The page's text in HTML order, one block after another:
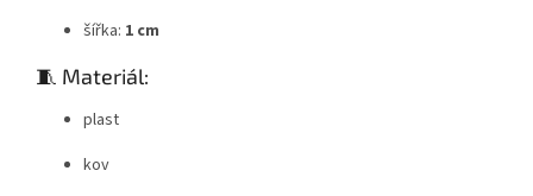
šířka: 1 cm
🧵 Materiál:
plast
kov